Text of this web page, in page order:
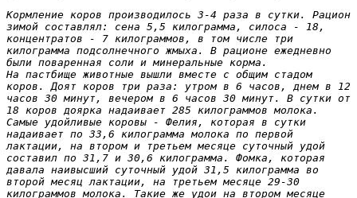
Кормление коров производилось 3-4 раза в сутки. Рацион
зимой составлял: сена 5,5 килограмма, силоса - 18,
концентратов - 7 килограммов, в том числе три
килограмма подсолнечного жмыха. В рационе ежедневно
были поваренная соли и минеральные корма.
На пастбище животные вышли вместе с общим стадом
коров. Доят коров три раза: утром в 6 часов, днем в 12
часов 30 минут, вечером в 6 часов 30 минут. В сутки от
18 коров доярка надаивает 285 килограммов молока.
Самые удойливые коровы - Фелия, которая в сутки
надаивает по 33,6 килограмма молока по первой
лактации, на втором и третьем месяце суточный удой
составил по 31,7 и 30,6 килограмма. Фомка, которая
давала наивысший суточный удой 31,5 килограмма во
второй месяц лактации, на третьем месяце 29-30
килограммов молока. Такие же удои на втором месяце